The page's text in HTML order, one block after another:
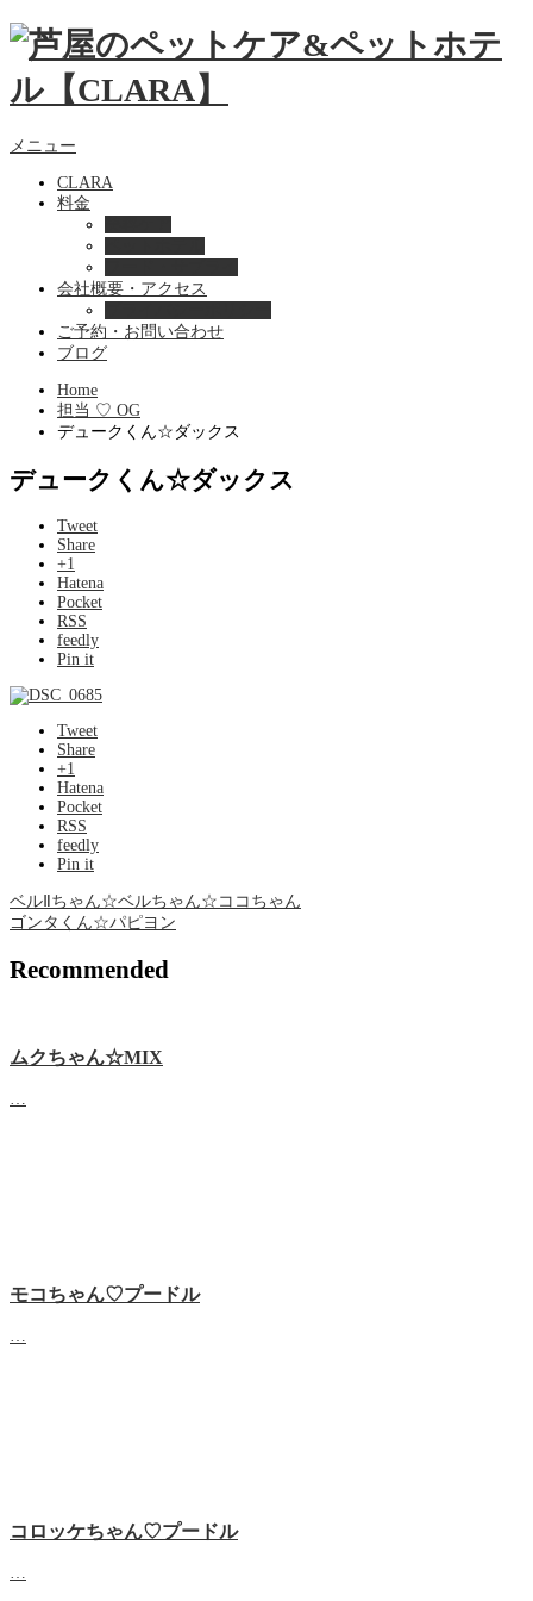
メニュー
CLARA
料金
会社概要・アクセス
ご予約・お問い合わせ
ブログ
Home
担当 ♡ OG
デュークくん☆ダックス
デュークくん☆ダックス
Tweet
Share
+1
Hatena
Pocket
RSS
feedly
Pin it
Tweet
Share
+1
Hatena
Pocket
RSS
feedly
Pin it
ベルⅡちゃん☆ベルちゃん☆ココちゃん
ゴンタくん☆パピヨン
Recommended
ムクちゃん☆MIX
モコちゃん♡プードル
コロッケちゃん♡プードル